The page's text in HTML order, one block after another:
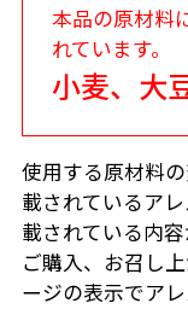
本品の原材料
れています。
小麦、大
使用する原材料
載されているア
載されている内
ご購入、お召し
ージの表示でア